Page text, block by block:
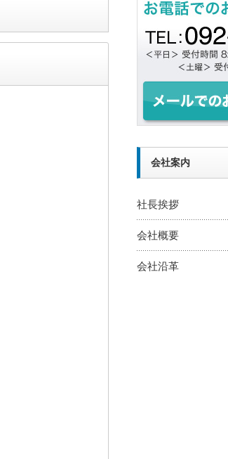
会社案内
社長挨拶
会社概要
会社沿革